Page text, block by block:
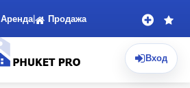
Аренда| Продажа
Вход